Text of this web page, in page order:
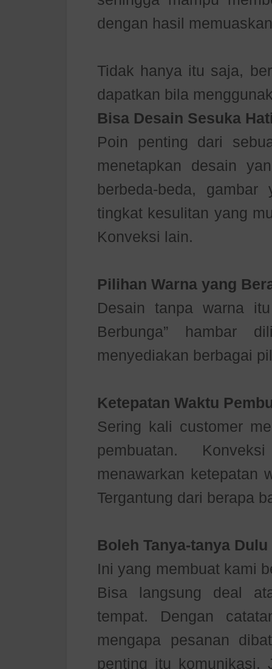
dengan hasil
Tidak hanya itu saja,
dapatkan bila
Bisa Desain Sesuka
Poin penting dari
menetapkan desain
berbeda-beda,
tingkat kesulitan yang
Konveksi lain.
Pilihan Warna yang
Desain tanpa warna
Berbunga” hambar
menyediakan berbagai
Ketepatan Waktu
Sering kali customer
pembuatan.
menawarkan ketepatan
Tergantung dari berapa
Boleh Tanya-tanya Dulu
Ini yang membuat kami
Bisa langsung deal
tempat. Dengan
mengapa pesanan
penting itu komunikasi.